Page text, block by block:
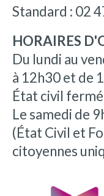
Standard : 02
HORAIRES
Du lundi au
à 12h30 et de
État civil
Le samedi de
(État Civil et
citoyennes